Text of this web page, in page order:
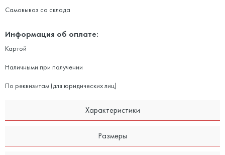
Самовывоз со склада
Информация об оплате:
Картой
Наличными при получении
По реквизитам (для юридических лиц)
Характеристики
Размеры